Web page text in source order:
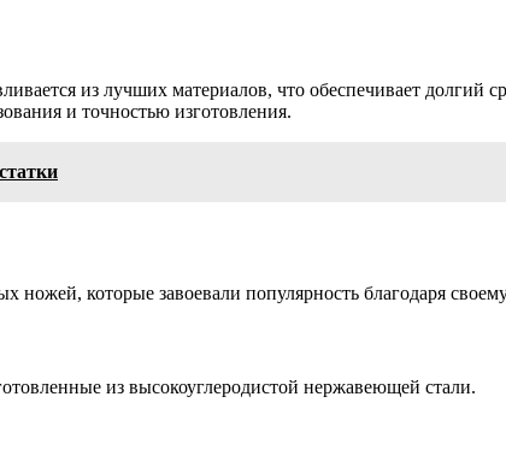
из лучших материалов, что обеспечивает
и точностью изготовления.
которые завоевали популярность благодаря
из высокоуглеродистой нержавеющей стали.